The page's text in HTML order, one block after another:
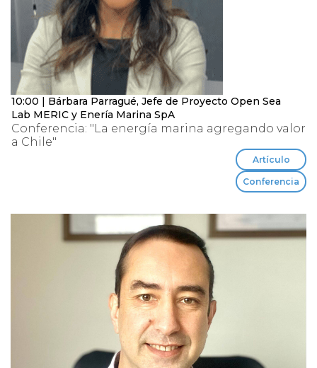
10:00 | Bárbara Parragué, Jefe de Proyecto Open Sea
Lab MERIC y Enería Marina SpA
Conferencia: "La energía marina agregando valor
a Chile"
Artículo
Conferencia